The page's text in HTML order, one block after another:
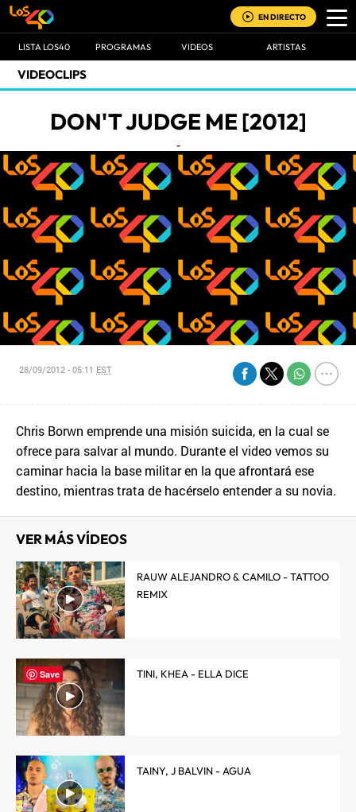
EN DIRECTO
LISTA LOS40 PROGRAMAS VIDEOS ARTISTAS
VIDEOCLIPS
DON'T JUDGE ME [2012]
-
28/09/2012 - 05:11 EST
Chris Borwn emprende una misión suicida, en la cual se
ofrece para salvar al mundo. Durante el video vemos su
caminar hacia la base militar en la que afrontará ese
destino, mientras trata de hacérselo entender a su novia.
VER MÁS VÍDEOS
RAUW ALEJANDRO & CAMILO - TATTOO
REMIX
TINI, KHEA - ELLA DICE
TAINY, J BALVIN - AGUA
Save